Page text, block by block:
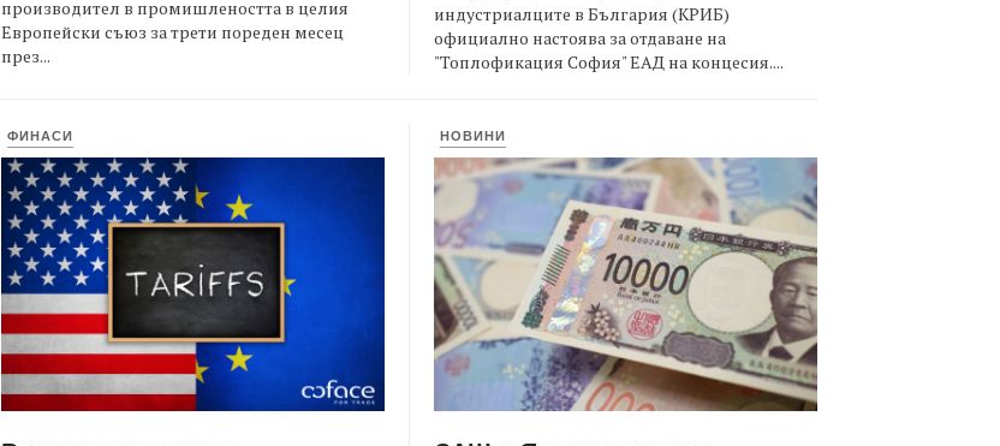
производител в промишлеността в целия
Европейски съюз за трети пореден месец
през...
индустриалците в България (КРИБ)
официално настоява за отдаване на
"Топлофикация София" ЕАД на концесия....
ФИНАСИ НОВИНИ